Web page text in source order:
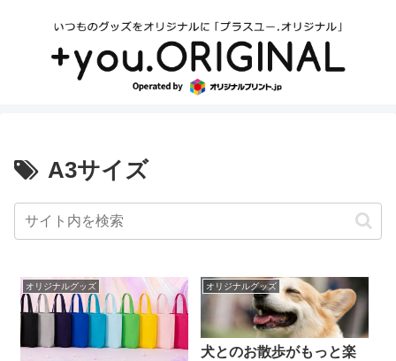
A3サイズ
オリジナルグッズ オリジナルグッズ
犬とのお散歩がもっと楽